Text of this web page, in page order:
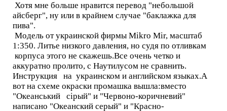
Хотя мне больше нравится перевод "небольшой
айсберг", ну или в крайнем случае "баклажка для
пива".
Модель от украинской фирмы Mikro Mir, масштаб
1:350. Литье низкого давления, но судя по отливкам
корпуса этого не скажешь.Все очень четко и
аккуратно пролито, с Наутилусом не сравнить.
Инструкция на украинском и английском языках.А
вот на схеме окраски промашка вышла:вместо
"Океанський ciрый" и "Червоно-коричневий"
написано "Океанский серый" и "Красно-